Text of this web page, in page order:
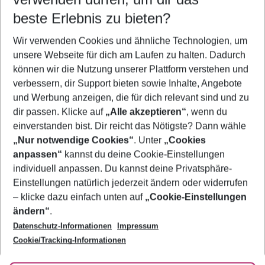
5-8 Nächte
2 Erwachsene Keine Kinder
Mehr Filter anzeigen
Footer
Footer navigation
Über uns
AGB
Bestpreisgarantie
Cookie-Einstellungen ändern
Cookie-Richtlinie
Agenturbetreuung
Barrierefreies Reisen
Folge uns
beste Erlebnis zu bieten?
Wir verwenden Cookies und ähnliche Technologien, um
unsere Webseite für dich am Laufen zu halten. Dadurch
können wir die Nutzung unserer Plattform verstehen und
verbessern, dir Support bieten sowie Inhalte, Angebote
und Werbung anzeigen, die für dich relevant sind und zu
dir passen. Klicke auf „Alle akzeptieren“, wenn du
einverstanden bist. Dir reicht das Nötigste? Dann wähle
„Nur notwendige Cookies“. Unter „Cookies
anpassen“ kannst du deine Cookie-Einstellungen
individuell anpassen. Du kannst deine Privatsphäre-
Einstellungen natürlich jederzeit ändern oder widerrufen
– klicke dazu einfach unten auf „Cookie-Einstellungen
ändern“.
Datenschutz-Informationen
Impressum
Cookie/Tracking-Informationen